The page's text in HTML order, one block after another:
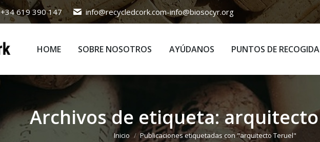
+34 619 390 147 info@recycledcork.com-info@biosocyr.org
HOME SOBRE NOSOTROS AYÚDANOS PUNTOS DE RECOGIDA
Archivos de etiqueta:
Estás aquí:
Inicio Publicaciones etiquetadas con "arquitecto Teruel"
HOME SOBRE NOSOTROS AYÚDANOS PUNTOS DE RECOGIDA